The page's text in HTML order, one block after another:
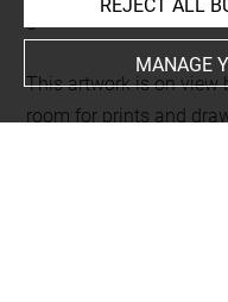
gravé au recto
This artwork is on view
room for prints and
REJECT ALL
MANAGE